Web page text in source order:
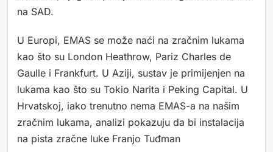
na SAD.
U Europi, EMAS se može naći na zračnim lukama
kao što su London Heathrow, Pariz Charles de
Gaulle i Frankfurt. U Aziji, sustav je primijenjen na
lukama kao što su Tokio Narita i Peking Capital. U
Hrvatskoj, iako trenutno nema EMAS-a na našim
zračnim lukama, analizi pokazuju da bi instalacija
na pista zračne luke Franjo Tuđman